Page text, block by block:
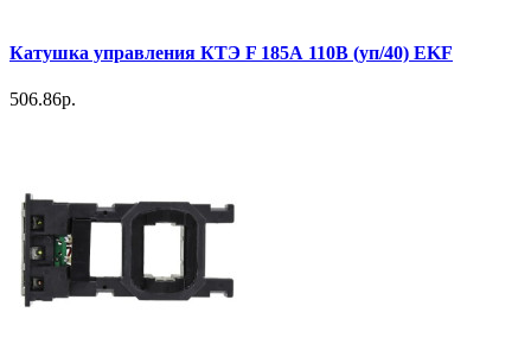
Катушка управления КТЭ F 185А 110В (уп/40) EKF
506.86р.